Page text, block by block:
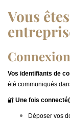
Vous
Vos identifiants de
été communiqués
🔐 Une fois
Déposer vos